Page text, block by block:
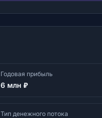
Годовая прибыль
6 млн ₽
Тип денежного потока